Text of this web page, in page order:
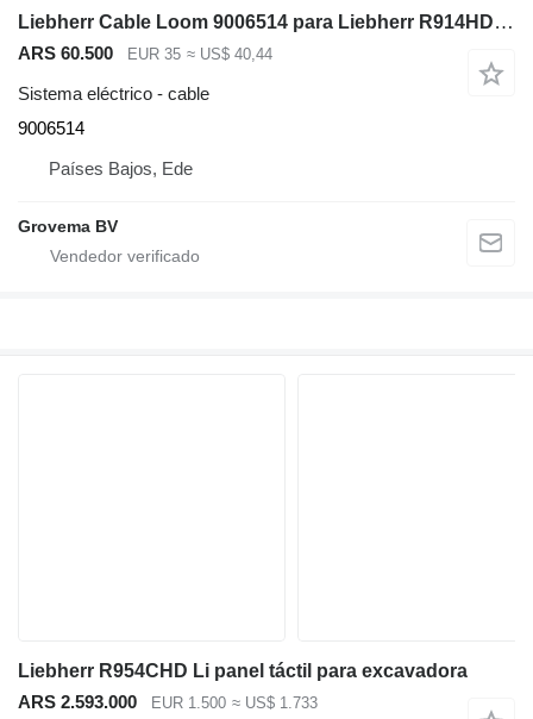
Liebherr Cable Loom 9006514 para Liebherr R914HDSL / R914B / R924 COMPACT / R904C / R954B / R964B / R974B / R944B / R914HDS / R924HDSL excavadora
ARS 60.500 EUR 35 ≈ US$ 40,44
Sistema eléctrico - cable
9006514
Países Bajos, Ede
Grovema BV
Liebherr R954CHD Li panel táctil para excavadora
ARS 2.593.000
EUR 1.500 ≈ US$ 1.733